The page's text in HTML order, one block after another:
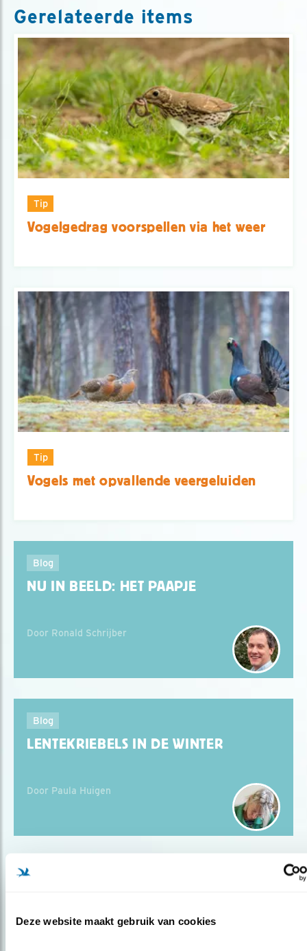
Deze website maakt gebruik van cookies
Gerelateerde items
Tip
Vogelgedrag voorspellen via het weer
Tip
Vogels met opvallende veergeluiden
Blog
NU IN BEELD: HET PAAPJE
Door Ronald Schrijber
Blog
LENTEKRIEBELS IN DE WINTER
Door Paula Huigen
Populair